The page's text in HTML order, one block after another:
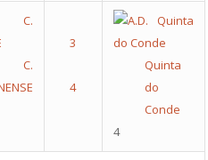
C.
Quinta
do
Conde
4